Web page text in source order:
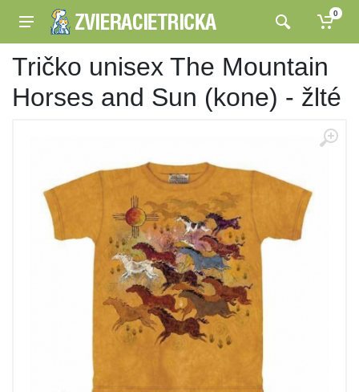
0
Tričko unisex The Mountain
Horses and Sun (kone) - žlté